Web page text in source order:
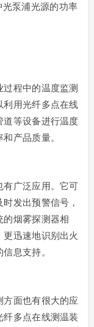
光泵浦光源的功率
程中的温度监测
利用光纤多点在线
道等设备进行温度
产品质量。
有广泛应用。它可
发出预警信号，
的烟雾探测器相
迅速地识别出火
息支持。
面也有很大的应
纤多点在线测温装